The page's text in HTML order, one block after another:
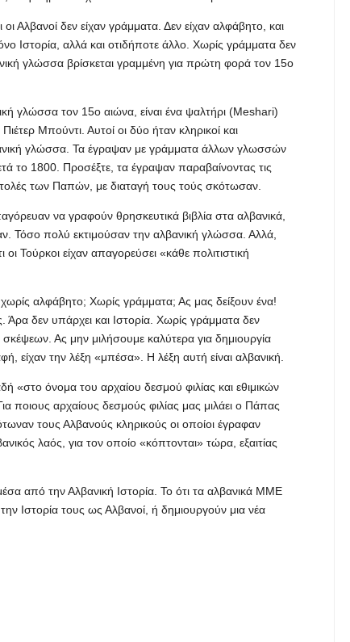
Αλβανοί δεν είχαν γράμματα. Δεν είχαν αλφάβητο, και
Ιστορία, αλλά και οτιδήποτε άλλο. Χωρίς γράμματα δεν
γλώσσα βρίσκεται γραμμένη για πρώτη φορά τον 15ο
γλώσσα τον 15ο αιώνα, είναι ένα ψαλτήρι (Meshari)
Μπούντι. Αυτοί οι δύο ήταν κληρικοί και
γλώσσα. Τα έγραψαν με γράμματα άλλων γλωσσών
το 1800. Προσέξτε, τα έγραψαν παραβαίνοντας τις
των Παπών, με διαταγή τους τούς σκότωσαν.
να γραφούν θρησκευτικά βιβλία στα αλβανικά,
Τόσο πολύ εκτιμούσαν την αλβανική γλώσσα. Αλλά,
Τούρκοι είχαν απαγορεύσει «κάθε πολιτιστική
αλφάβητο; Χωρίς γράμματα; Ας μας δείξουν ένα!
Άρα δεν υπάρχει και Ιστορία. Χωρίς γράμματα δεν
σκέψεων. Ας μην μιλήσουμε καλύτερα για δημιουργία
είχαν την λέξη «μπέσα». Η λέξη αυτή είναι αλβανική.
όνομα του αρχαίου δεσμού φιλίας και εθιμικών
ποιους αρχαίους δεσμούς φιλίας μας μιλάει ο Πάπας
τους Αλβανούς κληρικούς οι οποίοι έγραφαν
λαός, για τον οποίο «κόπτονται» τώρα, εξαιτίας
από την Αλβανική Ιστορία. Το ότι τα αλβανικά ΜΜΕ
Ιστορία τους ως Αλβανοί, ή δημιουργούν μια νέα